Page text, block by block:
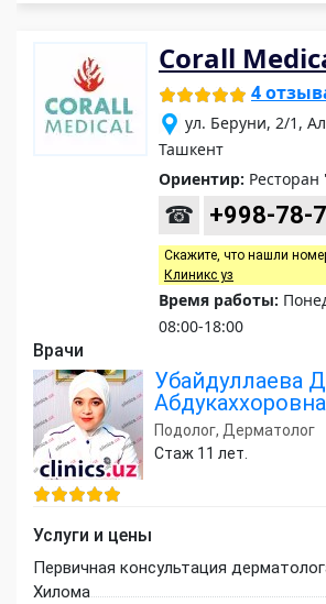
Corall
4
ул. Беруни, 2/1,
Ташкент
Ориентир: Ресторан
☎ +998-78-
Скажите, что нашли
Клиникс уз
Время работы:
08:00-18:00
Врачи
Убайдуллаева
Абдукаххоровна
Подолог, Дерматолог
Стаж 11 лет.
Услуги и цены
Первичная консультация
Хилома